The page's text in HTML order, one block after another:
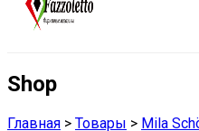
Shop
Главная > Товары > Mila